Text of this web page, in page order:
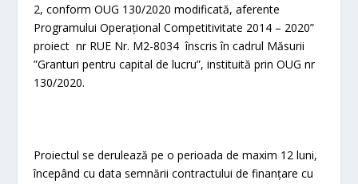
2, conform OUG 130/2020 modificată, aferente
Programului Operațional Competitivitate 2014 – 2020”
proiect nr RUE Nr. M2-8034 înscris în cadrul Măsurii
”Granturi pentru capital de lucru”, instituită prin OUG nr
130/2020.
Proiectul se derulează pe o perioada de maxim 12 luni,
începând cu data semnării contractului de finanțare cu